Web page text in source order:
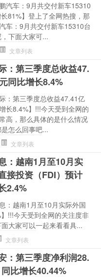
汽车：9月共交付新车15310
81%】登上了全网热搜，那
车：9月共交付新车15310台
下面大家可...
文章列表
：第三季度总收益47.
同比增长8.4%
：第三季度总收益47.41亿
长8.4%】!!!今天受到全网的
高，那么具体的是什么情况
怎么回事吧...
文章列表
：越南1月至10月实
接投资（FDI）预计
2.4%
：越南1月至10月实际外国
!!!今天受到全网的关注度非
大家可以一起来看看具...
文章列表
：第三季度净利润28.
比增长40.44%